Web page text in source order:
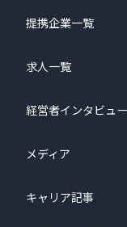
提携企業一覧
求人一覧
経営者インタビュー
メディア
キャリア記事